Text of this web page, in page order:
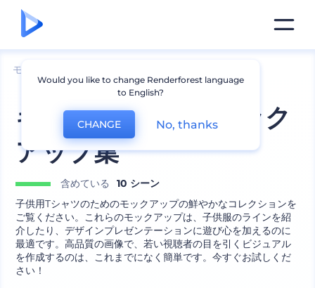
モックアップ
キッズTシャツのモック
アップ集
含めている
10 シーン
子供用Tシャツのためのモックアップの鮮やかなコレクションを
ご覧ください。これらのモックアップは、子供服のラインを紹
介したり、デザインプレゼンテーションに遊び心を加えるのに
最適です。高品質の画像で、若い視聴者の目を引くビジュアル
を作成するのは、これまでになく簡単です。今すぐお試しくだ
さい！
Would you like to change Renderforest language
to English?
CHANGE No, thanks